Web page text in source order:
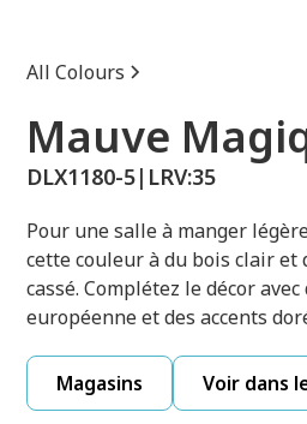
All Colours
Mauve
DLX1180-5| LRV:35
Pour une salle à manger
cette couleur à du bois clair et
cassé. Complétez le décor
européenne et des accents
Magasins Voir dans